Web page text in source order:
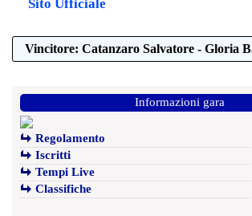
Sito Ufficiale
Vincitore: Catanzaro Salvatore - Gloria
Informazioni gara
Regolamento
Iscritti
Tempi Live
Classifiche